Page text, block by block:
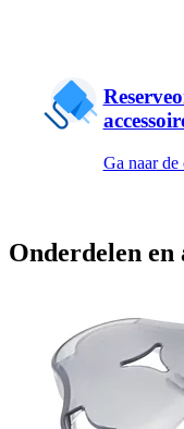
Ga naar de
Onderdelen en